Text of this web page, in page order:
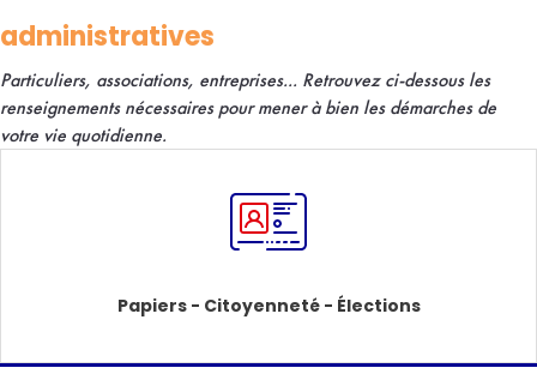
administratives
Particuliers, associations, entreprises... Retrouvez ci-dessous les
renseignements nécessaires pour mener à bien les démarches de
votre vie quotidienne.
Papiers - Citoyenneté - Élections